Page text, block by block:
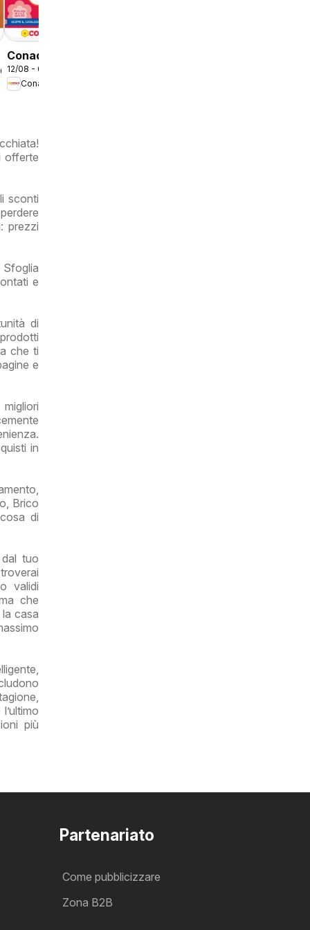
Conad
volantino
Mi Premio
12/08 - 08/09/2026
Conad
offerte
sconti
prezzi
e
di
che ti
e
in
Brico
di
tuo
validi
che
casa
più
Partenariato
Come pubblicizzare
Zona B2B